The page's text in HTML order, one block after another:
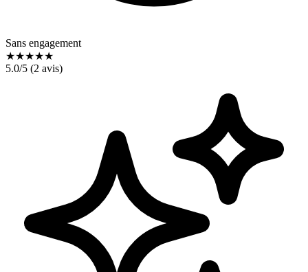
Sans engagement
★★★★★
5.0/5 (2 avis)